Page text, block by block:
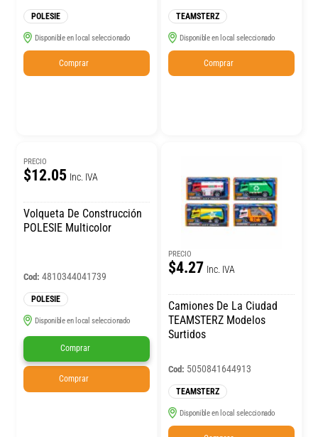
POLESIE
Disponible en local seleccionado
Comprar
TEAMSTERZ
Disponible en local seleccionado
Comprar
PRECIO
$12.05 Inc. IVA
Volqueta De Construcción
POLESIE Multicolor
Cod: 4810344041739
POLESIE
Disponible en local seleccionado
Comprar
Comprar
PRECIO
$4.27 Inc. IVA
Camiones De La Ciudad
TEAMSTERZ Modelos
Surtidos
Cod: 5050841644913
TEAMSTERZ
Disponible en local seleccionado